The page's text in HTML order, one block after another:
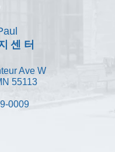
센터
Ave W
55113
0009